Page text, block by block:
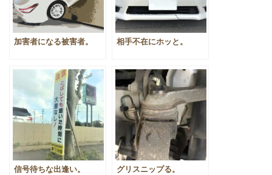
加害者になる被害者。 相手不在にホッと。
信号待ちな出逢い。 グリスニップる。